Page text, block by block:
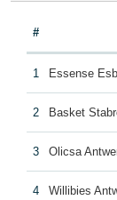
#
1 Essense
2 Basket
3 Olicsa
4 Willibies